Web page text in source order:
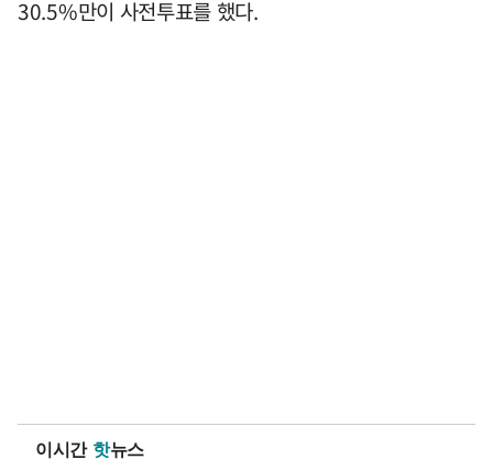
30.5%만이 사전투표를 했다.
이시간 핫뉴스